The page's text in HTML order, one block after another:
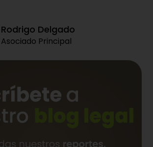
Rodrigo Delgado
Asociado Principal